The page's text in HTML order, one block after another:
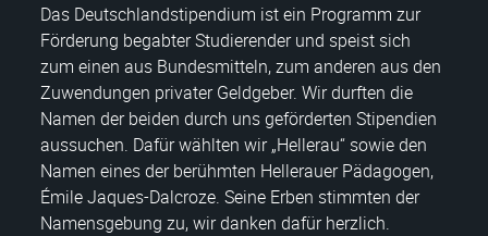
Das Deutschlandstipendium ist ein Programm zur
Förderung begabter Studierender und speist sich
zum einen aus Bundesmitteln, zum anderen aus den
Zuwendungen privater Geldgeber. Wir durften die
Namen der beiden durch uns geförderten Stipendien
aussuchen. Dafür wählten wir „Hellerau“ sowie den
Namen eines der berühmten Hellerauer Pädagogen,
Émile Jaques-Dalcroze. Seine Erben stimmten der
Namensgebung zu, wir danken dafür herzlich.